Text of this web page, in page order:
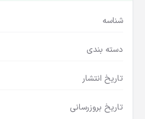
شناسه
دسته بندی
تاریخ انتشار
تاریخ بروزرسانی